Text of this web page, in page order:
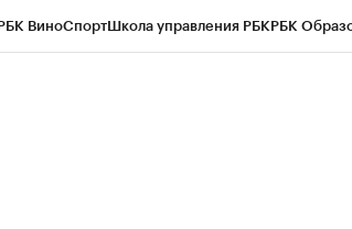
ВиноСпортШкола управления РБКРБК